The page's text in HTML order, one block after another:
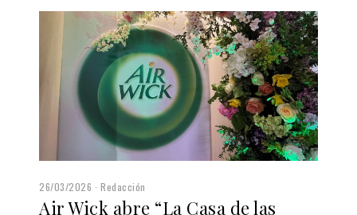
26/03/2026 Redacción
Air Wick abre “La Casa de las